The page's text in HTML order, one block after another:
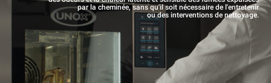
par la cheminée, sans qu'il soit nécessaire de l'entretenir
ou des interventions de nettoyage.